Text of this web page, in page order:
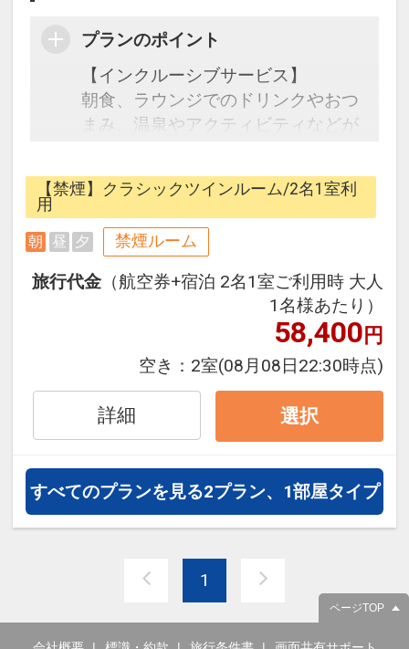
プランのポイント
【インクルーシブサービス】
朝食、ラウンジでのドリンクやおつ
まみ、温泉やアクティビティなどが
ホテルご到着後に感じるやすらぐ香
り、食、アクティビティなど、ご滞
在を通してその土地の自然・文化・
伝統といった魅力を気の向くまま
に、存分にご満喫ください。
※一部のドリンクやアクティビティ
は有料です。ランチの提供はござい
往復の航空券と宿泊がセットになっ
たスタンダードな＜朝食付き＞プラ
ンです。
フライトと宿泊を自由に組み合わせ
できるダイナミックパッケージだか
ら、一都市滞在はもちろん周遊旅行
旅行期間中の1泊だけの宿泊や延
泊・飛び泊なども自由自在です。
フライトは、安心のJAL（または
JALグループ）確約！フライトマイ
【禁煙】クラシックツインルーム/2名1室利
用
朝 昼 夕 禁煙ルーム
旅行代金 （航空券+宿泊 2名1室ご利用時 大人
1名様あたり）
58,400円
空き： 2室(08月08日22:30時点)
詳細 選択
すべてのプランを見る2プラン、1部屋タイプ
1
ページTOP